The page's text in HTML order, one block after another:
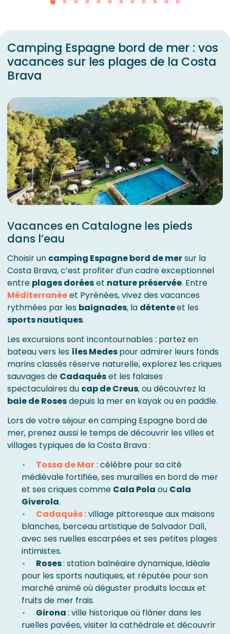
Camping Espagne bord de mer : vos
vacances sur les plages de la Costa
Brava
Vacances en Catalogne les pieds
dans l’eau
Choisir un camping Espagne bord de mersur la
Costa Brava, c’est profiter d’un cadre exceptionnel
entre plages doréeset nature préservée. Entre
Méditerranéeet Pyrénées, vivez des vacances
rythmées par les baignades, la détenteet les
sports nautiques.
Les excursions sont incontournables : partez en
bateau vers les îles Medespour admirer leurs fonds
marins classés réserve naturelle, explorez les criques
sauvages de Cadaquéset les falaises
spectaculaires du cap de Creus, ou découvrez la
baie de Rosesdepuis la mer en kayak ou en paddle.
Lors de votre séjour en camping Espagne bord de
mer, prenez aussi le temps de découvrir les villes et
villages typiques de la Costa Brava :
Tossa de Mar: célèbre pour sa cité
médiévale fortifiée, ses murailles en bord de mer
et ses criques comme Cala Pola ou Cala
Giverola.
Cadaqués: village pittoresque aux maisons
blanches, berceau artistique de Salvador Dalí,
avec ses ruelles escarpées et ses petites plages
intimistes.
Roses: station balnéaire dynamique, idéale
pour les sports nautiques, et réputée pour son
marché animé où déguster produits locaux et
fruits de mer frais.
Girona: ville historique où flâner dans les
ruelles pavées, visiter la cathédrale et découvrir